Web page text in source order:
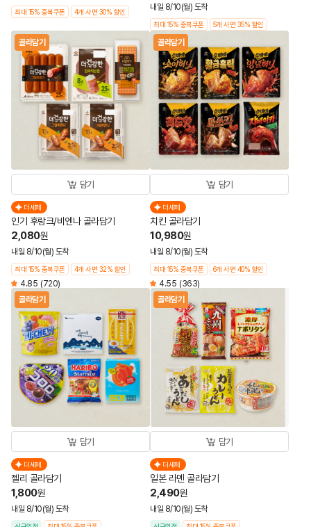
최대 15% 중복쿠폰 4개 사면 30% 할인 내일 8/10(월) 도착
최대 15% 중복쿠폰 5개 사면 35% 할인
골라담기
담기
더세페
인기 후랑크/비엔나 골라담기
2,080원
내일 8/10(월) 도착
최대 15% 중복쿠폰 4개 사면 32% 할인
4.85 (720)
골라담기
담기
더세페
치킨 골라담기
10,980원
내일 8/10(월) 도착
최대 15% 중복쿠폰 6개 사면 40% 할인
4.55 (363)
골라담기
담기
더세페
젤리 골라담기
1,800원
내일 8/10(월) 도착
골라담기
담기
더세페
일본 라멘 골라담기
2,490원
내일 8/10(월) 도착